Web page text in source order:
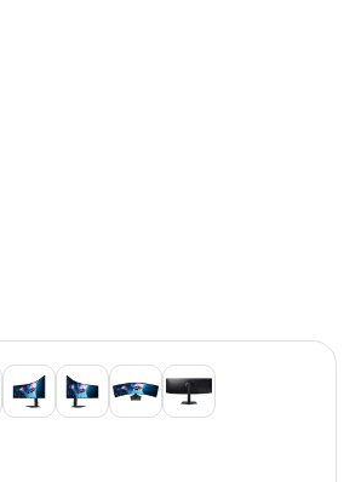
image
larger image
View larger image
View larger image
View larger image
View larger image